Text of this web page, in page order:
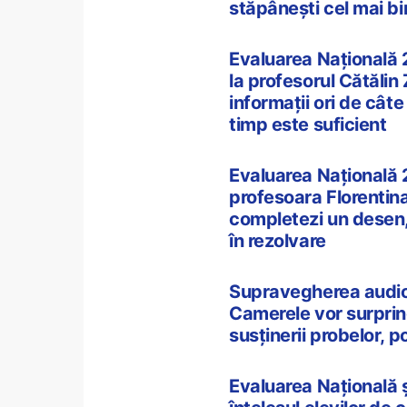
stăpâneşti cel mai
Evaluarea
la profesorul Cătălin
informații ori de
timp este suficient
Evaluarea
profesoara
completezi un
în rezolvare
Supravegherea
Camerele vor
susținerii probelor,
Evaluarea